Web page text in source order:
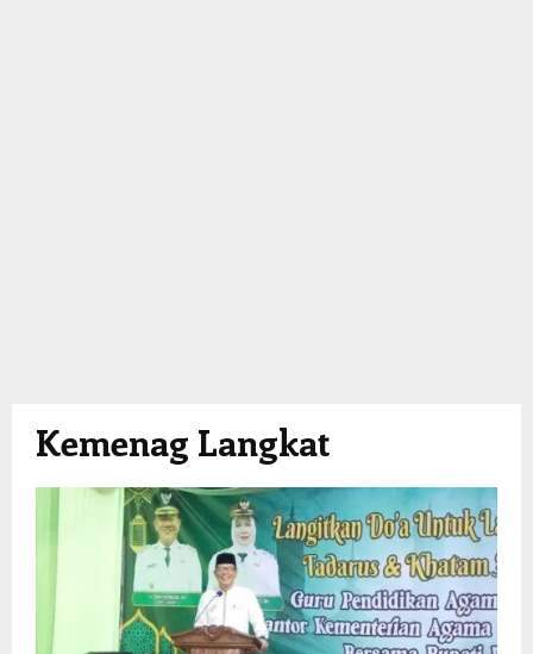
Kemenag Langkat